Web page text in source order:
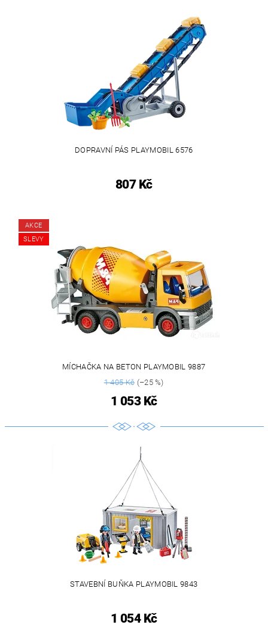
DOPRAVNÍ PÁS PLAYMOBIL 6576
807 Kč
AKCE
SLEVY
MÍCHAČKA NA BETON PLAYMOBIL 9887
1 405 Kč(–25 %)
1 053 Kč
STAVEBNÍ BUŇKA PLAYMOBIL 9843
1 054 Kč